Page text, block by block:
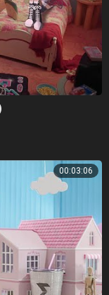
00:03:06